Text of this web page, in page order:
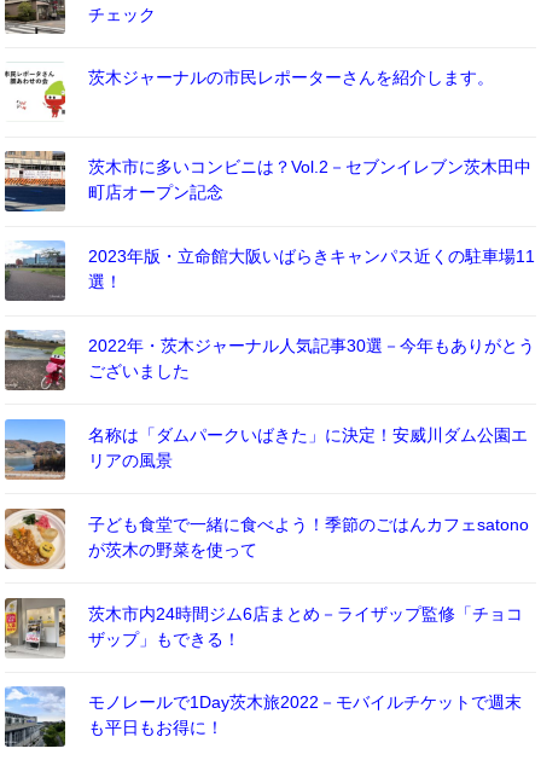
チェック
茨木ジャーナルの市民レポーターさんを紹介します。
茨木市に多いコンビニは？Vol.2－セブンイレブン茨木田中
町店オープン記念
2023年版・立命館大阪いばらきキャンパス近くの駐車場11
選！
2022年・茨木ジャーナル人気記事30選－今年もありがとう
ございました
名称は「ダムパークいばきた」に決定！安威川ダム公園エ
リアの風景
子ども食堂で一緒に食べよう！季節のごはんカフェsatono
が茨木の野菜を使って
茨木市内24時間ジム6店まとめ－ライザップ監修「チョコ
ザップ」もできる！
モノレールで1Day茨木旅2022－モバイルチケットで週末
も平日もお得に！